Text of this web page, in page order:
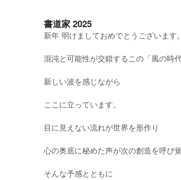
書道家 2025
新年 明けましておめでとうございます。
混沌と可能性が交錯するこの「風の時
新しい波を感じながら
ここに立っています。
目に見えない流れが世界を形作り
心の奥底に秘めた声が次の創造を呼び
そんな予感とともに